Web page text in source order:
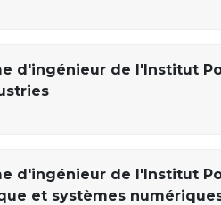
d'ingénieur de l'Institut
d'ingénieur de l'Institut
et systèmes